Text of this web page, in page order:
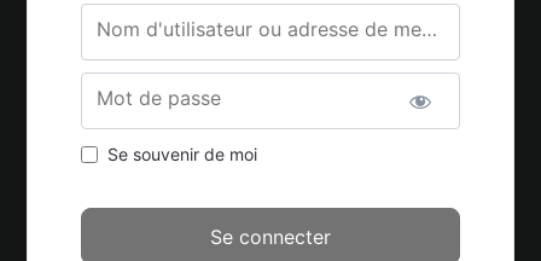
Nom d'utilisateur ou adresse de messagerie.
Mot de passe
Se souvenir de moi